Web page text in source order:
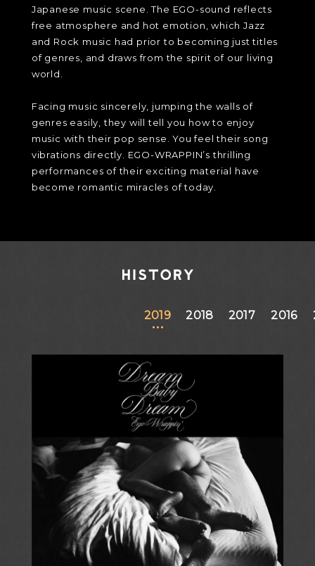
Japanese music scene. The EGO-sound reflects
free atmosphere and hot emotion, which Jazz
and Rock music had prior to becoming just titles
of genres, and draws from the spirit of our living
world.
Facing music sincerely, jumping the walls of
genres easily, they will tell you how to enjoy
music with their pop sense. You feel their song
vibrations directly. EGO-WRAPPIN’s thrilling
performances of their exciting material have
become romantic miracles of today.
2019 2018 2017 2016